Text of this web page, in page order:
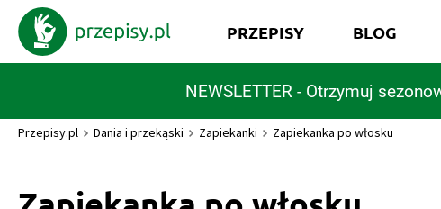
NEWSLETTER - Otrzymuj
PRZEPISY BLOG
Przepisy.pl Dania i przekąski Zapiekanki Zapiekanka po włosku